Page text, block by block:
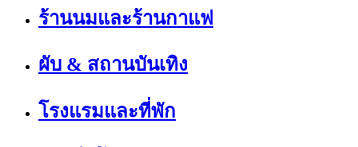
ร้านนมและร้านกาแฟ
ผับ & สถานบันเทิง
โรงแรมและที่พัก